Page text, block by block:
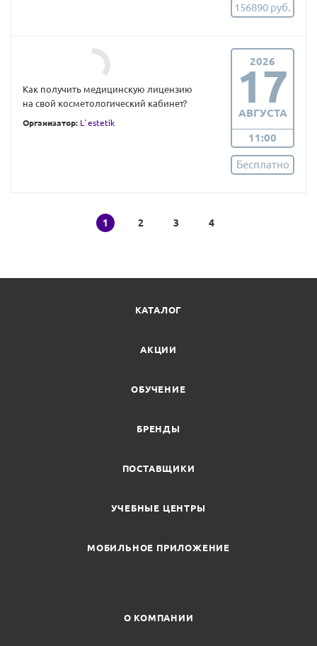
156890 руб.
Как получить медицинскую лицензию
на свой косметологический кабинет?
Организатор: L`estetik
2026
17
АВГУСТА
11:00
Бесплатно
1 2 3 4
КАТАЛОГ
АКЦИИ
ОБУЧЕНИЕ
БРЕНДЫ
ПОСТАВЩИКИ
УЧЕБНЫЕ ЦЕНТРЫ
МОБИЛЬНОЕ ПРИЛОЖЕНИЕ
О КОМПАНИИ